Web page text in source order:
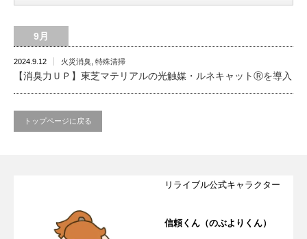
9月
2024.9.12 火災消臭 特殊清掃
【消臭力ＵＰ】東芝マテリアルの光触媒・ルネキャットⓇを導入
トップページに戻る
リライブル公式キャラクター
信頼くん（のぶよりくん）